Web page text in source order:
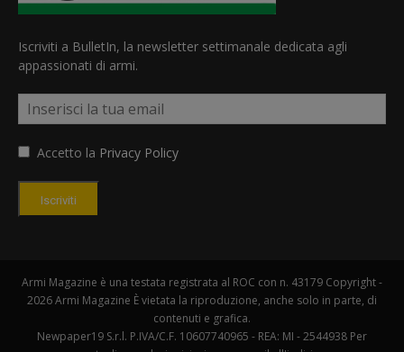
Iscriviti a BulletIn, la newsletter settimanale dedicata agli
appassionati di armi.
Accetto la Privacy Policy
Iscriviti
Armi Magazine è una testata registrata al ROC con n. 43179 Copyright -
2026 Armi Magazine È vietata la riproduzione, anche solo in parte, di
contenuti e grafica.
Newpaper19 S.r.l. P.IVA/C.F. 10607740965 - REA: MI - 2544938 Per